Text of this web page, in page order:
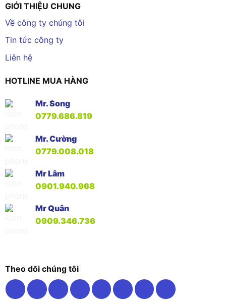
GIỚI THIỆU CHUNG
Về công ty chúng tôi
Tin tức công ty
Liên hệ
HOTLINE MUA HÀNG
Mr. Song
0779.686.819
Mr. Cường
0779.008.018
Mr Lâm
0901.940.968
Mr Quân
0909.346.736
Theo dõi chúng tôi